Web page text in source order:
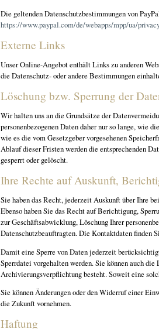
Die geltenden Datenschutzbestimmungen von
https://www.paypal.com/de/webapps/mpp/ua/
Externe Links
Unser Online-Angebot enthält Links zu anderen
die Datenschutz- oder andere Bestimmungen
Löschung bzw. Sperrung der
Wir halten uns an die Grundsätze der
personenbezogenen Daten daher nur so lange, wie
wie es die vom Gesetzgeber vorgesehenen
Ablauf dieser Fristen werden die entsprechenden
gesperrt oder gelöscht.
Ihre Rechte auf Auskunft,
Sie haben das Recht, jederzeit Auskunft über Ihre
Ebenso haben Sie das Recht auf Berichtigung,
zur Geschäftsabwicklung, Löschung Ihrer
Datenschutzbeauftragten. Die Kontaktdaten finden
Damit eine Sperre von Daten jederzeit
Sperrdatei vorgehalten werden. Sie können auch
Archivierungsverpflichtung besteht. Soweit eine
Sie können Änderungen oder den Widerruf einer
die Zukunft vornehmen.
Haftung